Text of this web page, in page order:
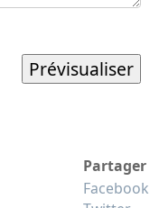
Partager
Facebook